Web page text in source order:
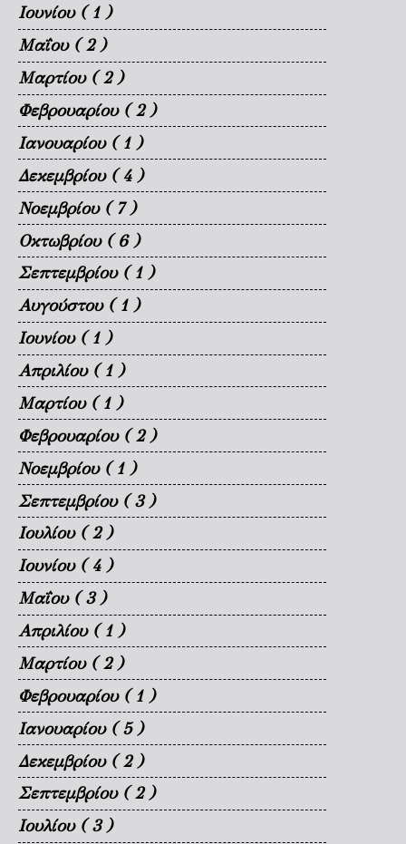
Ιουνίου ( 1 )
Μαΐου ( 2 )
Μαρτίου ( 2 )
Φεβρουαρίου ( 2 )
Ιανουαρίου ( 1 )
Δεκεμβρίου ( 4 )
Νοεμβρίου ( 7 )
Οκτωβρίου ( 6 )
Σεπτεμβρίου ( 1 )
Αυγούστου ( 1 )
Ιουνίου ( 1 )
Απριλίου ( 1 )
Μαρτίου ( 1 )
Φεβρουαρίου ( 2 )
Νοεμβρίου ( 1 )
Σεπτεμβρίου ( 3 )
Ιουλίου ( 2 )
Ιουνίου ( 4 )
Μαΐου ( 3 )
Απριλίου ( 1 )
Μαρτίου ( 2 )
Φεβρουαρίου ( 1 )
Ιανουαρίου ( 5 )
Δεκεμβρίου ( 2 )
Σεπτεμβρίου ( 2 )
Ιουλίου ( 3 )